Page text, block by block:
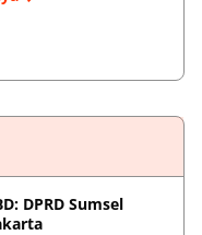
DPRD Sumsel